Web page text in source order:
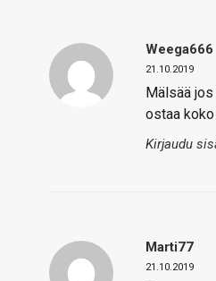
Weega666
21.10.2019
Mälsää
ostaa
Kirjaudu
Marti77
21.10.2019